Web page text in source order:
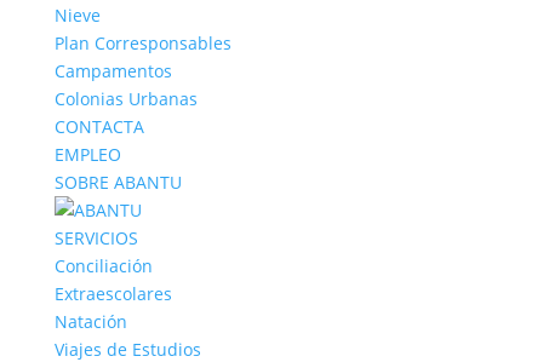
Nieve
Plan Corresponsables
Campamentos
Colonias Urbanas
CONTACTA
EMPLEO
SOBRE ABANTU
SERVICIOS
Conciliación
Extraescolares
Natación
Viajes de Estudios